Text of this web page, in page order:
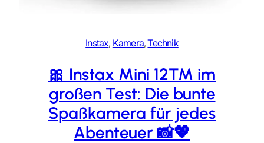
Instax, Kamera, Technik
🎀 Instax Mini 12™ im
großen Test: Die bunte
Spaßkamera für jedes
Abenteuer 📸💖